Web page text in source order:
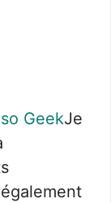
GeekJe